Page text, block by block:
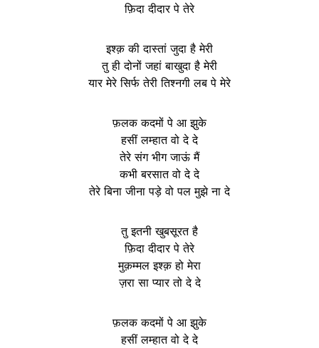
फ़िदा दीदार पे तेरे
इश्क़ की दास्तां जुदा है मेरी
तु ही दोनों जहां बाखुदा है मेरी
यार मेरे सिर्फ तेरी तिश्नगी लब पे मेरे
फ़लक कदमों पे आ झुके
हसीं लम्हात वो दे दे
तेरे संग भीग जाऊं मैं
कभी बरसात वो दे दे
तेरे बिना जीना पड़े वो पल मुझे ना दे
तु इतनी खुबसूरत है
फ़िदा दीदार पे तेरे
मुक़म्मल इश्क़ हो मेरा
ज़रा सा प्यार तो दे दे
फ़लक कदमों पे आ झुके
हसीं लम्हात वो दे दे